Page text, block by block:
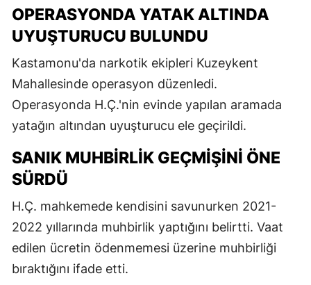
OPERASYONDA YATAK ALTINDA
UYUŞTURUCU BULUNDU
Kastamonu'da narkotik ekipleri Kuzeykent
Mahallesinde operasyon düzenledi.
Operasyonda H.Ç.'nin evinde yapılan aramada
yatağın altından uyuşturucu ele geçirildi.
SANIK MUHBIRLIK GEÇMIŞINI ÖNE
SÜRDÜ
H.Ç. mahkemede kendisini savunurken 2021-
2022 yıllarında muhbirlik yaptığını belirtti. Vaat
edilen ücretin ödenmemesi üzerine muhbirliği
bıraktığını ifade etti.